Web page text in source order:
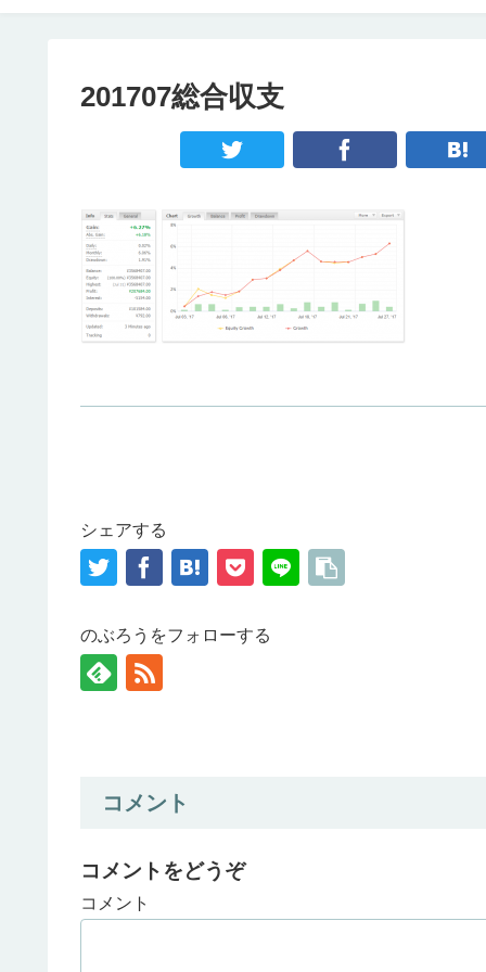
201707総合収支
シェアする
のぶろうをフォローする
コメント
コメントをどうぞ
コメント